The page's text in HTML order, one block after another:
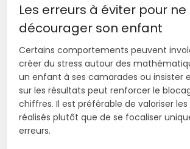
Les erreurs à éviter pour
décourager son enfant
Certains comportements peuvent
créer du stress autour des
un enfant à ses camarades ou insister
sur les résultats peut renforcer le
chiffres. Il est préférable de valoriser les
réalisés plutôt que de se focaliser
erreurs.